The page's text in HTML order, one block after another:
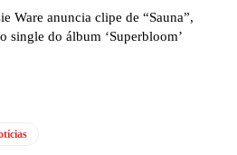
Ware anuncia clipe de “Sauna”,
single do álbum ‘Superbloom’